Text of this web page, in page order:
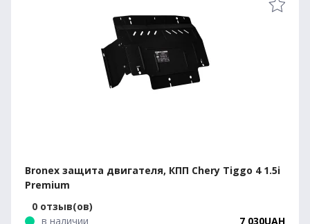
Bronex защита двигателя, КПП Chery Tiggo 4 1.5i
Premium
0 отзыв(ов)
в наличии
7 030UAH